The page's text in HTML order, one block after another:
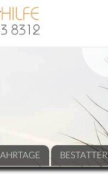
BESTATTER